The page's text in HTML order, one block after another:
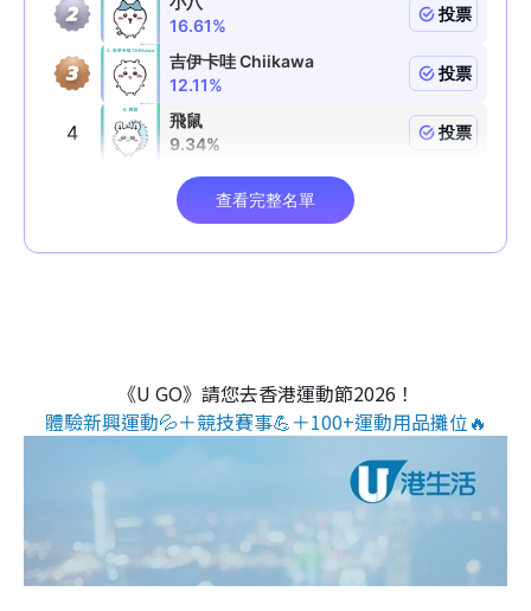
《U GO》請您去香港運動節2026！
體驗新興運動💦＋競技賽事💪＋100+運動用品攤位🔥